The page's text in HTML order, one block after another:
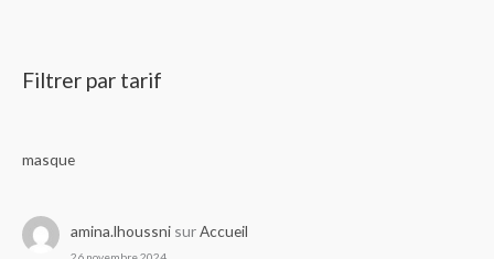
Filtrer par tarif
masque
amina.lhoussni surAccueil